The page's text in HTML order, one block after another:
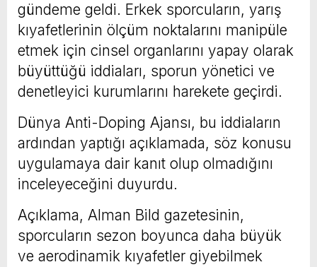
gündeme geldi. Erkek sporcuların, yarış
kıyafetlerinin ölçüm noktalarını manipüle
etmek için cinsel organlarını yapay olarak
büyüttüğü iddiaları, sporun yönetici ve
denetleyici kurumlarını harekete geçirdi.
Dünya Anti-Doping Ajansı, bu iddiaların
ardından yaptığı açıklamada, söz konusu
uygulamaya dair kanıt olup olmadığını
inceleyeceğini duyurdu.
Açıklama, Alman Bild gazetesinin,
sporcuların sezon boyunca daha büyük
ve aerodinamik kıyafetler giyebilmek